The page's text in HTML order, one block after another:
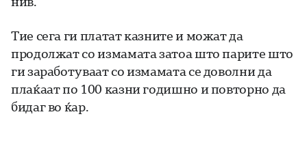
Тие сега ги платат казните и можат да
продолжат со измамата затоа што парите што
ги заработуваат со измамата се доволни да
плаќаат по 100 казни годишно и повторно да
бидаг во ќар.